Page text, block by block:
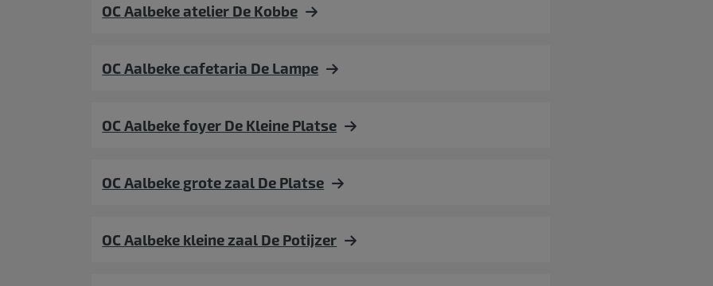
OC Aalbeke atelier De Kobbe
OC Aalbeke cafetaria De Lampe
OC Aalbeke foyer De Kleine Platse
OC Aalbeke grote zaal De Platse
OC Aalbeke kleine zaal De Potijzer